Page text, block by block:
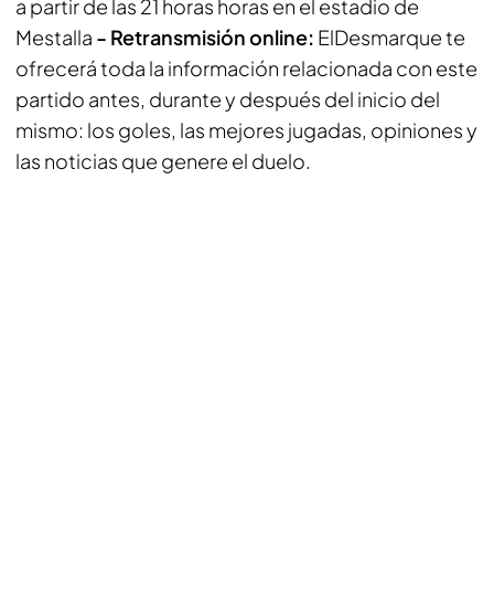
a partir de las 21 horas horas en el estadio de
Mestalla - Retransmisión online: ElDesmarquete
ofrecerá toda la información relacionada con este
partido antes, durante y después del inicio del
mismo: los goles, las mejores jugadas, opiniones y
las noticias que genere el duelo.